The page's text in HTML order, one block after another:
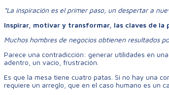
“La inspiración es el primer paso, un despertar a
Inspirar, motivar y transformar, las claves de la
Muchos hombres de negocios obtienen resultados
Parece una contradicción: generar utilidades en
adentro, un vacío, frustración.
Es que la mesa tiene cuatro patas. Si no hay una
requiere un arreglo, que en el caso humano es un